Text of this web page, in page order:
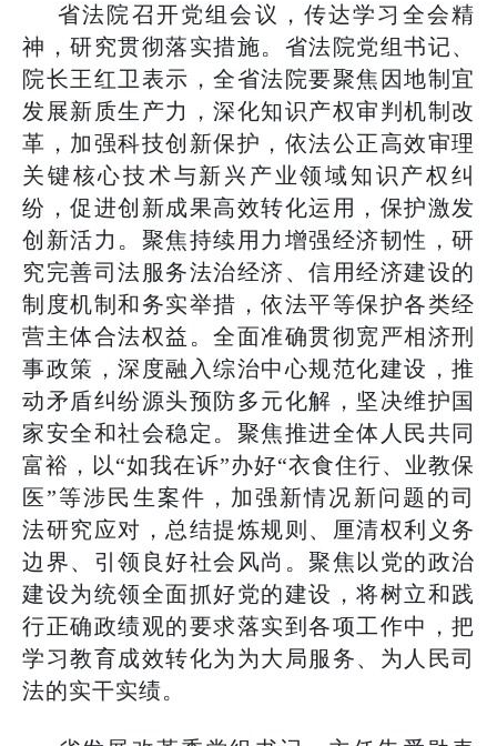
省法院召开党组会议，传达学习全会精
神，研究贯彻落实措施。省法院党组书记、
院长王红卫表示，全省法院要聚焦因地制宜
发展新质生产力，深化知识产权审判机制改
革，加强科技创新保护，依法公正高效审理
关键核心技术与新兴产业领域知识产权纠
纷，促进创新成果高效转化运用，保护激发
创新活力。聚焦持续用力增强经济韧性，研
究完善司法服务法治经济、信用经济建设的
制度机制和务实举措，依法平等保护各类经
营主体合法权益。全面准确贯彻宽严相济刑
事政策，深度融入综治中心规范化建设，推
动矛盾纠纷源头预防多元化解，坚决维护国
家安全和社会稳定。聚焦推进全体人民共同
富裕，以“如我在诉”办好“衣食住行、业教保
医”等涉民生案件，加强新情况新问题的司
法研究应对，总结提炼规则、厘清权利义务
边界、引领良好社会风尚。聚焦以党的政治
建设为统领全面抓好党的建设，将树立和践
行正确政绩观的要求落实到各项工作中，把
学习教育成效转化为为大局服务、为人民司
法的实干实绩。